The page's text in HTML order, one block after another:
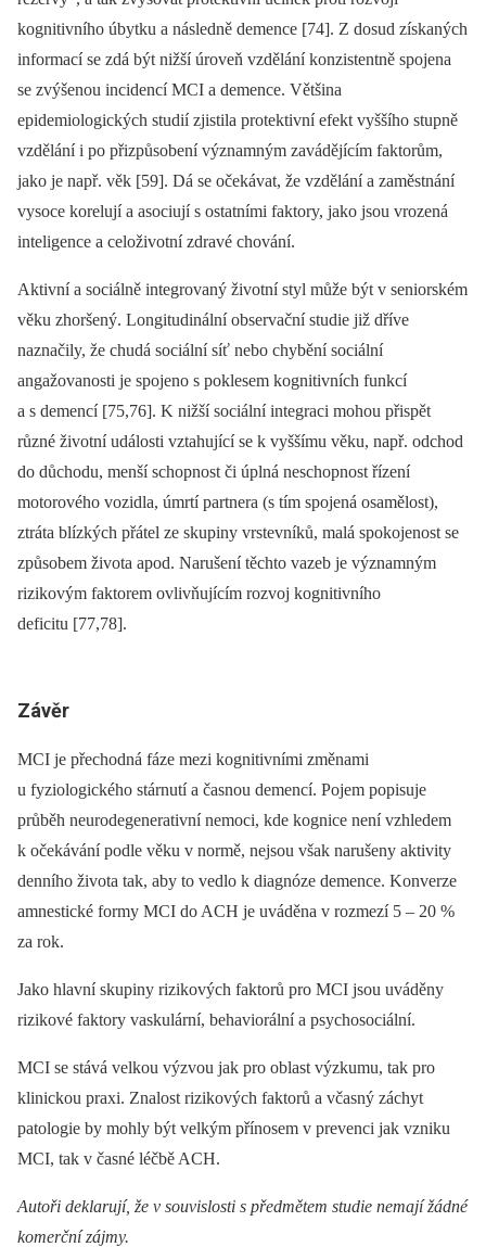
kognitivního úbytku a následně demence [74]. Z dosud získaných
informací se zdá být nižší úroveň vzdělání konzistentně spojena
se zvýšenou incidencí MCI a demence. Většina
epidemiologických studií zjistila protektivní efekt vyššího stupně
vzdělání i po přizpůsobení významným zavádějícím faktorům,
jako je např. věk [59]. Dá se očekávat, že vzdělání a zaměstnání
vysoce korelují a asociují s ostatními faktory, jako jsou vrozená
inteligence a celoživotní zdravé chování.
Aktivní a sociálně integrovaný životní styl může být v seniorském
věku zhoršený. Longitudinální observační studie již dříve
naznačily, že chudá sociální síť nebo chybění sociální
angažovanosti je spojeno s poklesem kognitivních funkcí
a s demencí [75,76]. K nižší sociální integraci mohou přispět
různé životní události vztahující se k vyššímu věku, např. odchod
do důchodu, menší schopnost či úplná neschopnost řízení
motorového vozidla, úmrtí partnera (s tím spojená osamělost),
ztráta blízkých přátel ze skupiny vrstevníků, malá spokojenost se
způsobem života apod. Narušení těchto vazeb je významným
rizikovým faktorem ovlivňujícím rozvoj kognitivního
deficitu [77,78].
Závěr
MCI je přechodná fáze mezi kognitivními změnami
u fyziologického stárnutí a časnou demencí. Pojem popisuje
průběh neurodegenerativní nemoci, kde kognice není vzhledem
k očekávání podle věku v normě, nejsou však narušeny aktivity
den­ního života tak, aby to vedlo k diagnóze demence. Konverze
amnestické formy MCI do ACH je uváděna v rozmezí 5 –⁠ 20 %
za rok.
Jako hlavní skupiny rizikových faktorů pro MCI jsou uváděny
rizikové faktory vaskulární, behaviorální a psychosociální.
MCI se stává velkou výzvou jak pro oblast výzkumu, tak pro
klinickou praxi. Znalost rizikových faktorů a včasný záchyt
patologie by mohly být velkým přínosem v prevenci jak vzniku
MCI, tak v časné léčbě ACH.
Autoři deklarují, že v souvislosti s předmětem studie nemají žádné
komerční zájmy.